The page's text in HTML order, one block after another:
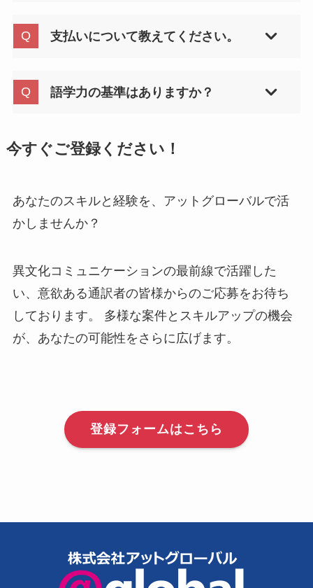
適な案件を選定し、個別にご連絡いたします。
支払いについて教えてください。
月末にお支払いいたします。
語学力の基準はありますか？
に応じて案件をご紹介します。お気軽にご応募く
ださい。
今すぐご登録ください！
あなたのスキルと経験を、アットグローバルで活
かしませんか？
異文化コミュニケーションの最前線で活躍した
い、意欲ある通訳者の皆様からのご応募をお待ち
しております。 多様な案件とスキルアップの機会
が、あなたの可能性をさらに広げます。
登録フォームはこちら